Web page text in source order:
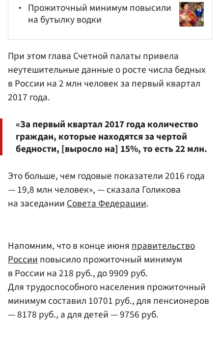
Прожиточный минимум повысили
на бутылку водки
При этом глава Счетной палаты привела
неутешительные данные о росте числа бедных
в России на 2 млн человек за первый квартал
2017 года.
«За первый квартал 2017 года количество
граждан, которые находятся за чертой
бедности, [выросло на] 15%, то есть 22 млн.
Это больше, чем годовые показатели 2016 года
— 19,8 млн человек», — сказала Голикова
на заседанииСовета Федерации.
Напомним, что в конце июняправительство
Россииповысило прожиточный минимум
в России на 218 руб., до 9909 руб.
Для трудоспособного населения прожиточный
минимум составил 10701 руб., для пенсионеров
— 8178 руб., а для детей — 9756 руб.